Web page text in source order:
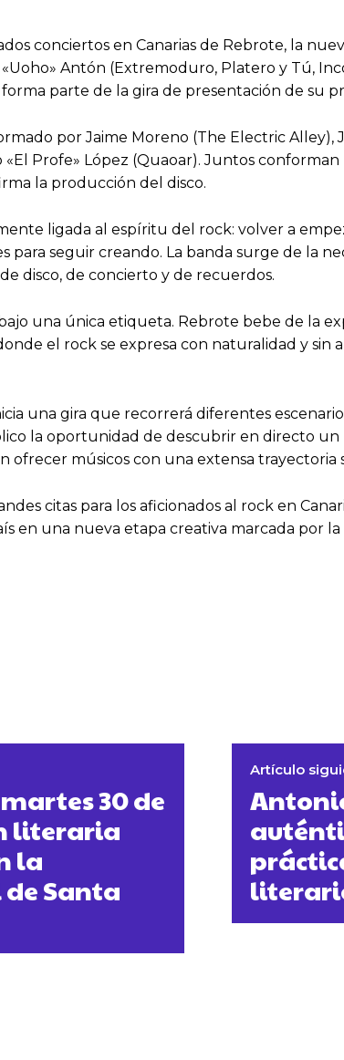
conciertos en Canarias de Rebrote, la
Antón (Extremoduro, Platero y Tú,
parte de la gira de presentación de su
por Jaime Moreno (The Electric Alley),
Profe» López (Quaoar). Juntos
la producción del disco.
ligada al espíritu del rock: volver a
para seguir creando. La banda surge de la
disco, de concierto y de recuerdos.
una única etiqueta. Rebrote bebe de la
el rock se expresa con naturalidad y sin
una gira que recorrerá diferentes
la oportunidad de descubrir en directo
músicos con una extensa trayectoria
citas para los aficionados al rock en
en una nueva etapa creativa marcada por
30 de
literaria
la
Santa
Artículo